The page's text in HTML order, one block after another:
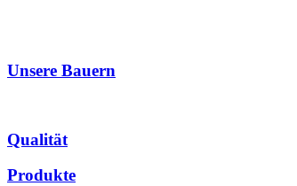
Unsere Bauern
Qualität
Produkte